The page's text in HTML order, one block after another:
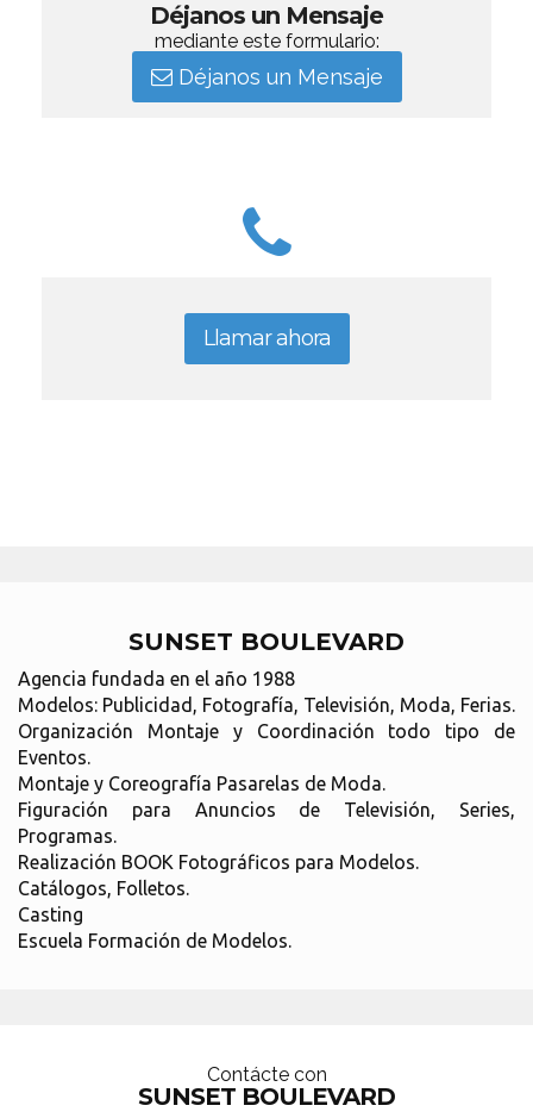
Déjanos un Mensaje
mediante este formulario:
Déjanos un Mensaje
Llamar ahora
SUNSET BOULEVARD
Agencia fundada en el año 1988
Modelos: Publicidad, Fotografía, Televisión, Moda, Ferias.
Organización Montaje y Coordinación todo tipo de
Eventos.
Montaje y Coreografía Pasarelas de Moda.
Figuración para Anuncios de Televisión, Series,
Programas.
Realización BOOK Fotográficos para Modelos.
Catálogos, Folletos.
Casting
Escuela Formación de Modelos.
Contácte con
SUNSET BOULEVARD